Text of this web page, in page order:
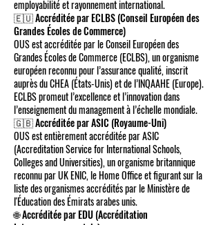
employabilité et rayonnement international.
🇪🇺 Accréditée par ECLBS (Conseil Européen des
Grandes Écoles de Commerce)
OUS est accréditée par le Conseil Européen des
Grandes Écoles de Commerce (ECLBS), un organisme
européen reconnu pour l’assurance qualité, inscrit
auprès du CHEA (États-Unis) et de l’INQAAHE (Europe).
ECLBS promeut l’excellence et l’innovation dans
l’enseignement du management à l’échelle mondiale.
🇬🇧 Accréditée par ASIC (Royaume-Uni)
OUS est entièrement accréditée par ASIC
(Accreditation Service for International Schools,
Colleges and Universities), un organisme britannique
reconnu par UK ENIC, le Home Office et figurant sur la
liste des organismes accrédités par le Ministère de
l'Éducation des Émirats arabes unis.
🌐 Accréditée par EDU (Accréditation